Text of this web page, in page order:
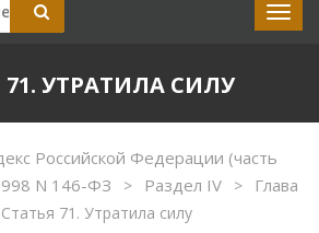
71. УТРАТИЛА СИЛУ
Российской Федерации (часть
N 146-ФЗ
> Раздел IV >
Глава
Статья 71. Утратила силу